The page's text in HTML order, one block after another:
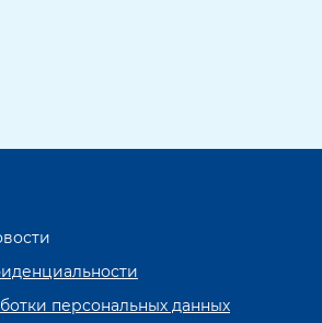
персональных данных